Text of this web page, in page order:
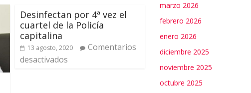
Desinfectan por 4ª vez el
cuartel de la Policía
capitalina
13 agosto, 2020
Comentarios
desactivados
marzo 2026
febrero 2026
enero 2026
diciembre 2025
noviembre 2025
octubre 2025